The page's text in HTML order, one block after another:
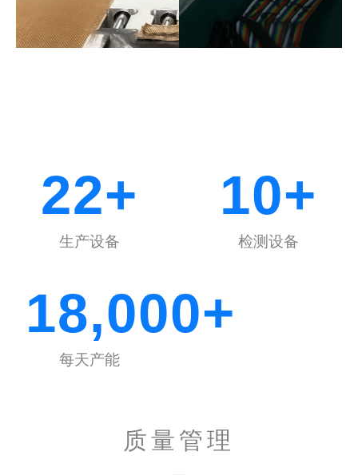
生产设备
22+
检测设备
10+
每天产能
18,000+
质量管理